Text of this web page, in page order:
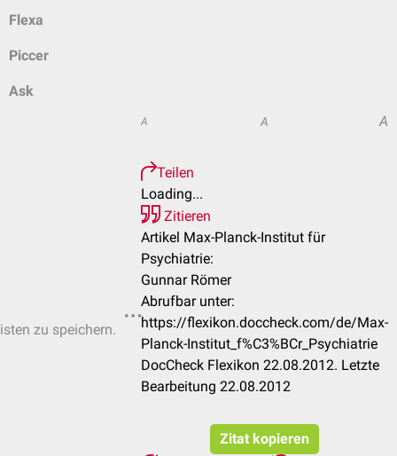
Flexa
Piccer
Ask
zu speichern.
A A A
Teilen
Loading...
Zitieren
Artikel Max-Planck-Institut für
Psychiatrie:
Gunnar Römer
Abrufbar unter:
https://flexikon.doccheck.com/de/Max-
Planck-Institut_f%C3%BCr_Psychiatrie
DocCheck Flexikon 22.08.2012. Letzte
Bearbeitung 22.08.2012
Zitat kopieren